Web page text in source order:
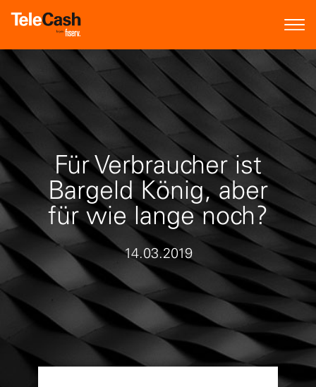
Für Verbraucher ist
Bargeld König, aber
für wie lange noch?
14.03.2019